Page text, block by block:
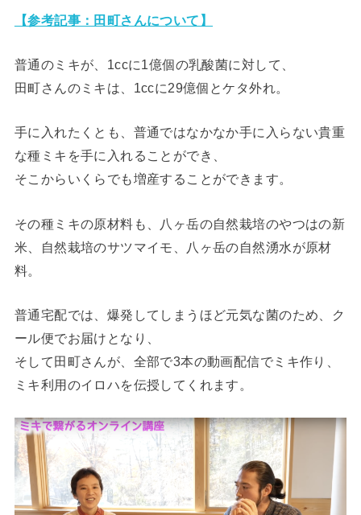
【参考記事：田町さんについて】
普通のミキが、1ccに1億個の乳酸菌に対して、
田町さんのミキは、1ccに29億個とケタ外れ。
手に入れたくとも、普通ではなかなか手に入らない貴重
な種ミキを手に入れることができ、
そこからいくらでも増産することができます。
その種ミキの原材料も、八ヶ岳の自然栽培のやつはの新
米、自然栽培のサツマイモ、八ヶ岳の自然湧水が原材
料。
普通宅配では、爆発してしまうほど元気な菌のため、ク
ール便でお届けとなり、
そして田町さんが、全部で3本の動画配信でミキ作り、
ミキ利用のイロハを伝授してくれます。